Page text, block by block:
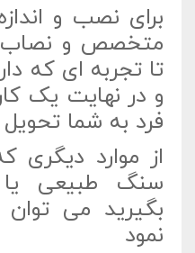
برای نصب و
متخصص و نصاب
تا تجربه ای که
و در نهایت یک
فرد به شما
از موارد دیگری
سنگ طبیعی
بگیرید می توان
نمود